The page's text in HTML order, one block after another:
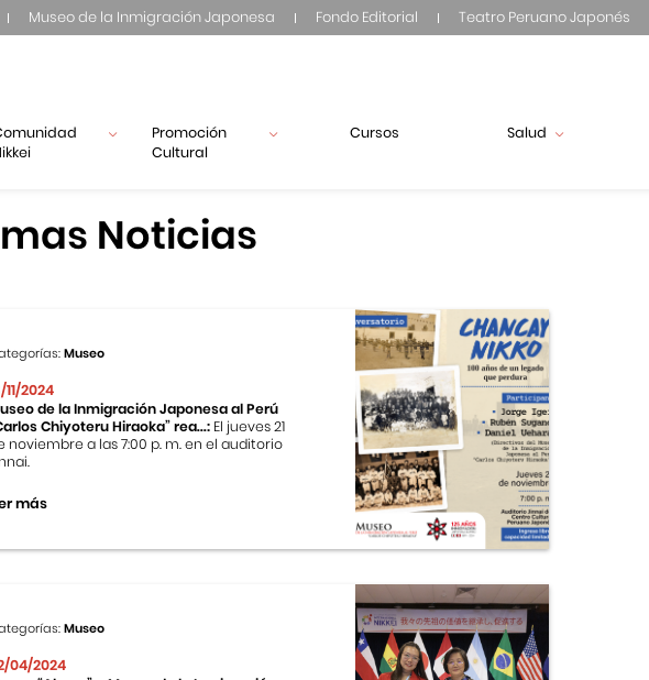
Museo de la Inmigración Japonesa Fondo Editorial Teatro Peruano Japonés
Promoción
Cultural
Cursos Salud
Noticias
Museo
11/2024
de la Inmigración Japonesa al Perú
Chiyoteru Hiraoka” rea...: El jueves 21
noviembre a las 7:00 p. m. en el auditorio
más
Museo
04/2024